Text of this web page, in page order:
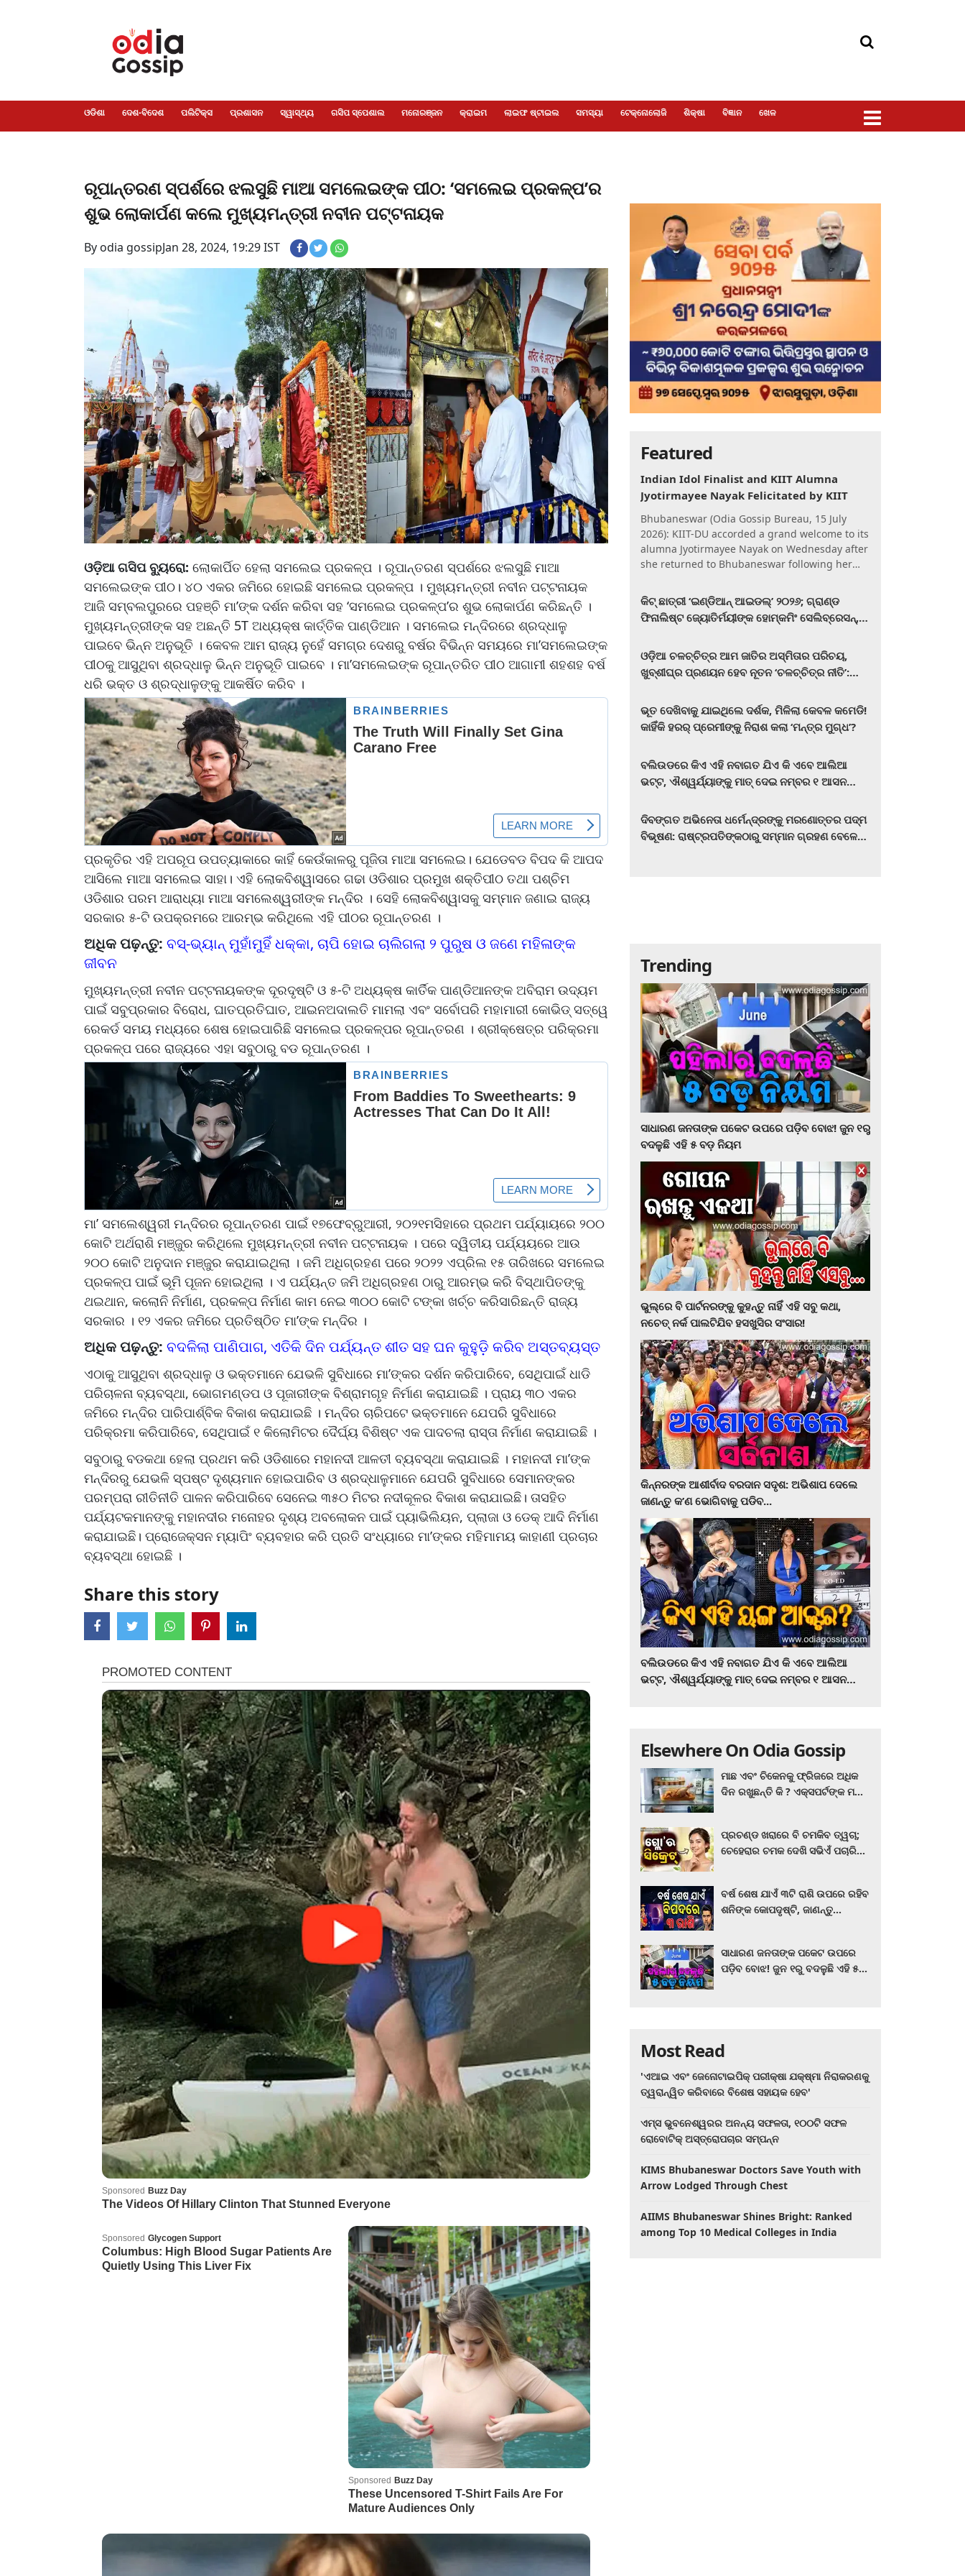
ଓଡିଶା ଦେଶ-ବିଦେଶ ପଲିଟିକ୍ସ ପ୍ରଶାସନ ସ୍ୱାସ୍ଥ୍ୟ ଗସିପ ସ୍ପେଶାଲ ମନୋରଞ୍ଜନ କ୍ରାଇମ ଲାଇଫ ଷ୍ଟାଇଲ ସମସ୍ୟା ଟେକ୍ନୋଲୋଜି ଶିକ୍ଷା ବିଜ୍ଞାନ ଖେଳ
ରୂପାନ୍ତରଣ ସ୍ପର୍ଶରେ ଝଲସୁଛି ମାଆ ସମଲେଇଙ୍କ ପୀଠ: ‘ସମଲେଇ ପ୍ରକଳ୍ପ’ର
ଶୁଭ ଲୋକାର୍ପଣ କଲେ ମୁଖ୍ୟମନ୍ତ୍ରୀ ନବୀନ ପଟ୍ଟନାୟକ
By odia gossipJan 28, 2024, 19:29 IST
ଓଡ଼ିଆ ଗସିପ ବ୍ୟୁରୋ: ଲୋକାର୍ପିତ ହେଲା ସମଲେଇ ପ୍ରକଳ୍ପ । ରୂପାନ୍ତରଣ ସ୍ପର୍ଶରେ ଝଲସୁଛି ମାଆ
ସମଲେଇଙ୍କ ପୀଠ। ୪୦ ଏକର ଜମିରେ ହୋଇଛି ସମଲେଇ ପ୍ରକଳ୍ପ । ମୁଖ୍ୟମନ୍ତ୍ରୀ ନବୀନ ପଟ୍ଟନାୟକ
ଆଜି ସମ୍ବଲପୁରରେ ପହଞ୍ଚି ମା’ଙ୍କ ଦର୍ଶନ କରିବା ସହ ‘ସମଲେଇ ପ୍ରକଳ୍ପ’ର ଶୁଭ ଲୋକାର୍ପଣ କରିଛନ୍ତି ।
ମୁଖ୍ୟମନ୍ତ୍ରୀଙ୍କ ସହ ଅଛନ୍ତି 5T ଅଧ୍ୟକ୍ଷ କାର୍ତ୍ତିକ ପାଣ୍ଡିଆନ । ସମଲେଇ ମନ୍ଦିରରେ ଶ୍ରଦ୍ଧାଳୁ
ପାଇବେ ଭିନ୍ନ ଅନୁଭୂତି । କେବଳ ଆମ ରାଜ୍ୟ ନୁହେଁ ସମଗ୍ର ଦେଶରୁ ବର୍ଷର ବିଭିନ୍ନ ସମୟରେ ମା’ସମଲେଇଙ୍କ
ପୀଠକୁ ଆସୁଥିବା ଶ୍ରଦ୍ଧାଳୁ ଭିନ୍ନ ଅନୁଭୂତି ପାଇବେ । ମା’ସମଲେଇଙ୍କ ରୂପାନ୍ତରିତ ପୀଠ ଆଗାମୀ ଶହଶହ ବର୍ଷ
ଧରି ଭକ୍ତ ଓ ଶ୍ରଦ୍ଧାଳୁଙ୍କୁ ଆକର୍ଷିତ କରିବ ।
ପ୍ରକୃତିର ଏହି ଅପରୂପ ଉପତ୍ୟାକାରେ କାହିଁ କେଉଁକାଳରୁ ପୂଜିତା ମାଆ ସମଲେଇ। ଯେଡେବଡ ବିପଦ କି ଆପଦ
ଆସିଲେ ମାଆ ସମଲେଇ ସାହା। ଏହି ଲୋକବିଶ୍ୱାସରେ ଗଢା ଓଡିଶାର ପ୍ରମୁଖ ଶକ୍ତିପୀଠ ତଥା ପଶ୍ଚିମ
ଓଡିଶାର ପରମ ଆରାଧ୍ୟା ମାଆ ସମଲେଶ୍ୱରୀଙ୍କ ମନ୍ଦିର । ସେହି ଲୋକବିଶ୍ୱାସକୁ ସମ୍ମାନ ଜଣାଇ ରାଜ୍ୟ
ସରକାର ୫-ଟି ଉପକ୍ରମରେ ଆରମ୍ଭ କରିଥିଲେ ଏହି ପୀଠର ରୂପାନ୍ତରଣ ।
ଅଧିକ ପଢ଼ନ୍ତୁ: ବସ୍-ଭ୍ୟାନ୍ ମୁହାଁମୁହିଁ ଧକ୍କା, ଚାପି ହୋଇ ଚାଲିଗଲା ୨ ପୁରୁଷ ଓ ଜଣେ ମହିଳାଙ୍କ
ଜୀବନ
ମୁଖ୍ୟମନ୍ତ୍ରୀ ନବୀନ ପଟ୍ଟନାୟକଙ୍କ ଦୂରଦୃଷ୍ଟି ଓ ୫-ଟି ଅଧ୍ୟକ୍ଷ କାର୍ତିକ ପାଣ୍ଡିଆନଙ୍କ ଅବିରାମ ଉଦ୍ୟମ
ପାଇଁ ସବୁପ୍ରକାର ବିରୋଧ, ଘାତପ୍ରତିଘାତ, ଆଇନଅଦାଲତି ମାମଲା ଏବଂ ସର୍ବୋପରି ମହାମାରୀ କୋଭିଡ୍‌ ସତ୍ୱେ
ରେକର୍ଡ ସମୟ ମଧ୍ୟରେ ଶେଷ ହୋଇପାରିଛି ସମଲେଇ ପ୍ରକଳ୍ପର ରୂପାନ୍ତରଣ । ଶ୍ରୀକ୍ଷେତ୍ର ପରିକ୍ରମା
ପ୍ରକଳ୍ପ ପରେ ରାଜ୍ୟରେ ଏହା ସବୁଠାରୁ ବଡ ରୂପାନ୍ତରଣ ।
ମା’ ସମଲେଶ୍ୱରୀ ମନ୍ଦିରର ରୂପାନ୍ତରଣ ପାଇଁ ୧୭ଫେବ୍ରୁଆରୀ, ୨୦୨୧ମସିହାରେ ପ୍ରଥମ ପର୍ଯ୍ୟାୟରେ ୨୦୦
କୋଟି ଅର୍ଥରାଶି ମଞ୍ଜୁର କରିଥିଲେ ମୁଖ୍ୟମନ୍ତ୍ରୀ ନବୀନ ପଟ୍ଟନାୟକ । ପରେ ଦ୍ୱିତୀୟ ପର୍ଯ୍ୟୟରେ ଆଉ
୨୦୦ କୋଟି ଅନୁଦାନ ମଞ୍ଜୁର କରାଯାଇଥିଲା । ଜମି ଅଧିଗ୍ରହଣ ପରେ ୨୦୨୨ ଏପ୍ରିଲ ୧୫ ତାରିଖରେ ସମଲେଇ
ପ୍ରକଳ୍ପ ପାଇଁ ଭୂମି ପୂଜନ ହୋଇଥିଲା । ଏ ପର୍ଯ୍ୟନ୍ତ ଜମି ଅଧିଗ୍ରହଣ ଠାରୁ ଆରମ୍ଭ କରି ବିସ୍ଥାପିତଙ୍କୁ
ଥଇଥାନ, କଲୋନି ନିର୍ମାଣ, ପ୍ରକଳ୍ପ ନିର୍ମାଣ କାମ ନେଇ ୩୦୦ କୋଟି ଟଙ୍କା ଖର୍ଚ୍ଚ କରିସାରିଛନ୍ତି ରାଜ୍ୟ
ସରକାର । ୧୨ ଏକର ଜମିରେ ପ୍ରତିଷ୍ଠିତ ମା’ଙ୍କ ମନ୍ଦିର ।
ଅଧିକ ପଢ଼ନ୍ତୁ: ବଦଳିଲା ପାଣିପାଗ, ଏତିକି ଦିନ ପର୍ଯ୍ୟନ୍ତ ଶୀତ ସହ ଘନ କୁହୁଡ଼ି କରିବ ଅସ୍ତବ୍ୟସ୍ତ
ଏଠାକୁ ଆସୁଥିବା ଶ୍ରଦ୍ଧାଳୁ ଓ ଭକ୍ତମାନେ ଯେଭଳି ସୁବିଧାରେ ମା’ଙ୍କର ଦର୍ଶନ କରିପାରିବେ, ସେଥିପାଇଁ ଧାଡି
ପରିଚାଳନା ବ୍ୟବସ୍ଥା, ଭୋଗମଣ୍ଡପ ଓ ପୂଜାରୀଙ୍କ ବିଶ୍ରାମଗୃହ ନିର୍ମାଣ କରାଯାଇଛି । ପ୍ରାୟ ୩୦ ଏକର
ଜମିରେ ମନ୍ଦିର ପାରିପାର୍ଶ୍ବିକ ବିକାଶ କରାଯାଇଛି । ମନ୍ଦିର ଚାରିପଟେ ଭକ୍ତମାନେ ଯେପରି ସୁବିଧାରେ
ପରିକ୍ରମା କରିପାରିବେ, ସେଥିପାଇଁ ୧ କିଲୋମିଟର ଦୈର୍ଘ୍ୟ ବିଶିଷ୍ଟ ଏକ ପାଦଚଲା ରାସ୍ତା ନିର୍ମାଣ କରାଯାଇଛି ।
ସବୁଠାରୁ ବଡକଥା ହେଲା ପ୍ରଥମ କରି ଓଡିଶାରେ ମହାନଦୀ ଆଳତୀ ବ୍ୟବସ୍ଥା କରାଯାଇଛି । ମହାନଦୀ ମା’ଙ୍କ
ମନ୍ଦିରରୁ ଯେଭଳି ସ୍ପଷ୍ଟ ଦୃଶ୍ୟମାନ ହୋଇପାରିବ ଓ ଶ୍ରଦ୍ଧାଳୁମାନେ ଯେପରି ସୁବିଧାରେ ସେମାନଙ୍କର
ପରମ୍ପରା ରୀତିନୀତି ପାଳନ କରିପାରିବେ ସେନେଇ ୩୫୦ ମିଟର ନଦୀକୂଳର ବିକାଶ କରାଯାଇଛି। ତାସହିତ
ପର୍ଯ୍ୟଟକମାନଙ୍କୁ ମହାନଦୀର ମନୋହର ଦୃଶ୍ୟ ଅବଲୋକନ ପାଇଁ ପ୍ୟାଭିଲିୟନ, ପ୍ଲାଜା ଓ ଡେକ୍‌ ଆଦି ନିର୍ମାଣ
କରାଯାଇଛି। ପ୍ରୋଜେକ୍ସନ ମ୍ୟାପିଂ ବ୍ୟବହାର କରି ପ୍ରତି ସଂଧ୍ୟାରେ ମା’ଙ୍କର ମହିମାମୟ କାହାଣୀ ପ୍ରଚାର
ବ୍ୟବସ୍ଥା ହୋଇଛି ।
Share this story
Featured
Indian Idol Finalist and KIIT Alumna
Jyotirmayee Nayak Felicitated by KIIT
Bhubaneswar (Odia Gossip Bureau, 15 July
2026): KIIT-DU accorded a grand welcome to its
alumna Jyotirmayee Nayak on Wednesday after
she returned to Bhubaneswar following her
କିଟ୍‍ ଛାତ୍ରୀ ‘ଇଣ୍ଡିଆନ୍ ଆଇଡଲ୍‌’ ୨୦୨୬; ଗ୍ରାଣ୍ଡ
ଫିନାଲିଷ୍ଟ ଜ୍ୟୋତିର୍ମୟୀଙ୍କ ହୋମ୍‍କମିଂ ସେଲିବ୍ରେସନ୍‍,
ଓଡ଼ିଆ ଚଳଚ୍ଚିତ୍ର ଆମ ଜାତିର ଅସ୍ମିତାର ପରିଚୟ,
ଖୁବ୍‌ଶୀଘ୍ର ପ୍ରଣୟନ ହେବ ନୂତନ ‘ଚଳଚ୍ଚିତ୍ର ନୀତି’:
ଭୂତ ଦେଖିବାକୁ ଯାଇଥିଲେ ଦର୍ଶକ, ମିଳିଲା କେବଳ କମେଡି!
କାହିଁକି ହରର୍‌ ପ୍ରେମୀଙ୍କୁ ନିରାଶ କଲା ‘ମନ୍ତ୍ର ମୁଗ୍ଧ’?
ବଲିଉଡରେ କିଏ ଏହି ନବାଗତ ଯିଏ କି ଏବେ ଆଲିଆ
ଭଟ୍ଟ, ଐଶ୍ୱର୍ଯ୍ୟାଙ୍କୁ ମାତ୍‌ ଦେଇ ନମ୍ବର ୧ ଆସନ
ଦିବଙ୍ଗତ ଅଭିନେତା ଧର୍ମେନ୍ଦ୍ରଙ୍କୁ ମରଣୋତ୍ତର ପଦ୍ମ
ବିଭୂଷଣ: ରାଷ୍ଟ୍ରପତିଙ୍କଠାରୁ ସମ୍ମାନ ଗ୍ରହଣ ବେଳେ
Trending
ସାଧାରଣ ଜନତାଙ୍କ ପକେଟ ଉପରେ ପଡ଼ିବ ବୋଝ! ଜୁନ ୧ରୁ
ବଦଳୁଛି ଏହି ୫ ବଡ଼ ନିୟମ
ଭୁଲ୍‌ରେ ବି ପାର୍ଟନରଙ୍କୁ କୁହନ୍ତୁ ନାହିଁ ଏହି ସବୁ କଥା,
ନଚେତ୍‌ ନର୍କ ପାଲଟିଯିବ ହସଖୁସିର ସଂସାର!
କିନ୍ନରଙ୍କ ଆଶୀର୍ବାଦ ବରଦାନ ସଦୃଶ: ଅଭିଶାପ ଦେଲେ
ଜାଣନ୍ତୁ କ’ଣ ଭୋଗିବାକୁ ପଡିବ...
ବଲିଉଡରେ କିଏ ଏହି ନବାଗତ ଯିଏ କି ଏବେ ଆଲିଆ
ଭଟ୍ଟ, ଐଶ୍ୱର୍ଯ୍ୟାଙ୍କୁ ମାତ୍‌ ଦେଇ ନମ୍ବର ୧ ଆସନ
Elsewhere On Odia Gossip
ମାଛ ଏବଂ ଚିକେନକୁ ଫ୍ରିଜରେ ଅଧିକ
ଦିନ ରଖୁଛନ୍ତି କି ? ଏକ୍ସପର୍ଟଙ୍କ ମତ
ପ୍ରଚଣ୍ଡ ଖରାରେ ବି ଚମକିବ ତ୍ୱଚା;
ଚେହେରାର ଚମକ ଦେଖି ସଭିଏଁ ପଚାରିବେ
ବର୍ଷ ଶେଷ ଯାଏଁ ୩ଟି ରାଶି ଉପରେ ରହିବ
ଶନିଙ୍କ କୋପଦୃଷ୍ଟି, ଜାଣନ୍ତୁ
ସାଧାରଣ ଜନତାଙ୍କ ପକେଟ ଉପରେ
ପଡ଼ିବ ବୋଝ! ଜୁନ ୧ରୁ ବଦଳୁଛି ଏହି ୫
Most Read
'ଏଆଇ ଏବଂ ଜେନୋଟାଇପିକ୍ ପରୀକ୍ଷା ଯକ୍ଷ୍ମା ନିରାକରଣକୁ
ତ୍ୱରାନ୍ୱିତ କରିବାରେ ବିଶେଷ ସହାୟକ ହେବ'
ଏମ୍ସ ଭୁବନେଶ୍ୱରର ଅନନ୍ୟ ସଫଳତା, ୧୦୦ଟି ସଫଳ
ରୋବୋଟିକ୍ ଅସ୍ତ୍ରୋପଚାର ସମ୍ପନ୍ନ
KIMS Bhubaneswar Doctors Save Youth with
Arrow Lodged Through Chest
AIIMS Bhubaneswar Shines Bright: Ranked
among Top 10 Medical Colleges in India